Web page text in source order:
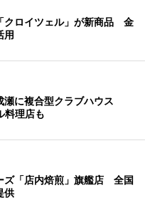
クロイツェル」が新商品 金
用
に複合型クラブハウス
料理店も
ズ「店内焙煎」旗艦店 全国
供